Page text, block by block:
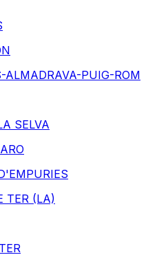
ALMADRAVA-PUIG-ROM
SELVA
TER (LA)